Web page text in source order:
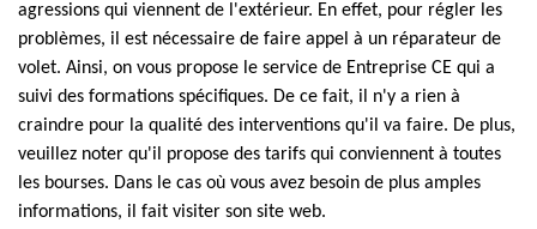
agressions qui viennent de l'extérieur. En effet, pour régler les
problèmes, il est nécessaire de faire appel à un réparateur de
volet. Ainsi, on vous propose le service de Entreprise CE qui a
suivi des formations spécifiques. De ce fait, il n'y a rien à
craindre pour la qualité des interventions qu'il va faire. De plus,
veuillez noter qu'il propose des tarifs qui conviennent à toutes
les bourses. Dans le cas où vous avez besoin de plus amples
informations, il fait visiter son site web.